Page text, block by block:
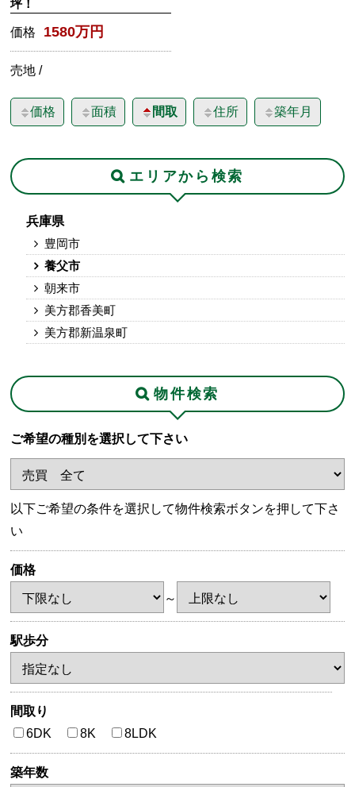
坪！
価格 1580万円
売地 /
価格 面積 間取 住所 築年月
エリアから検索
兵庫県
豊岡市
養父市
朝来市
美方郡香美町
美方郡新温泉町
物件検索
ご希望の種別を選択して下さい
以下ご希望の条件を選択して物件検索ボタンを押して下さ
い
価格
～
駅歩分
間取り
6DK
8K 8LDK
築年数